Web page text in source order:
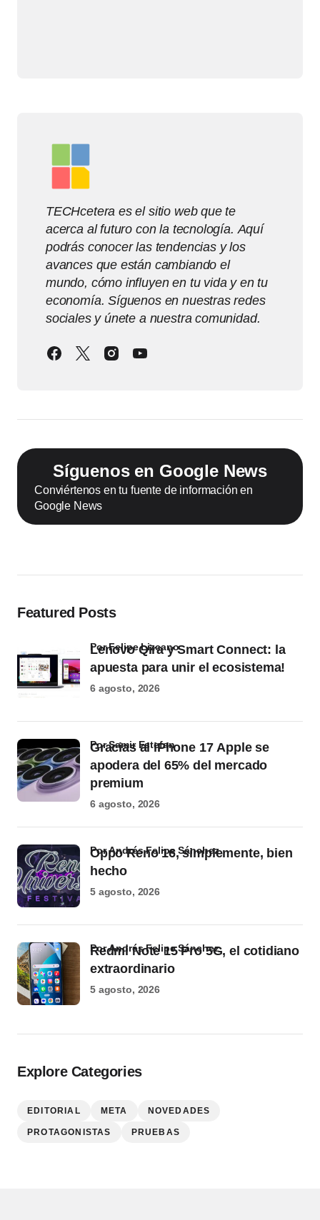
TECHcetera es el sitio web que te
acerca al futuro con la tecnología. Aquí
podrás conocer las tendencias y los
avances que están cambiando el
mundo, cómo influyen en tu vida y en tu
economía. Síguenos en nuestras redes
sociales y únete a nuestra comunidad.
Síguenos en Google News
Conviértenos en tu fuente de información en
Google News
Featured Posts
Lenovo Qira y Smart Connect: la
apuesta para unir el ecosistema!
por Felipe Lizcano
6 agosto, 2026
Gracias al iPhone 17 Apple se
apodera del 65% del mercado
premium
por Samir Estefan
6 agosto, 2026
Oppo Reno 16, simplemente, bien
hecho
por Andrés Felipe Sánchez
5 agosto, 2026
Redmi Note 15 Pro 5G, el cotidiano
extraordinario
por Andrés Felipe Sánchez
5 agosto, 2026
Explore Categories
EDITORIAL META NOVEDADES
PROTAGONISTAS PRUEBAS